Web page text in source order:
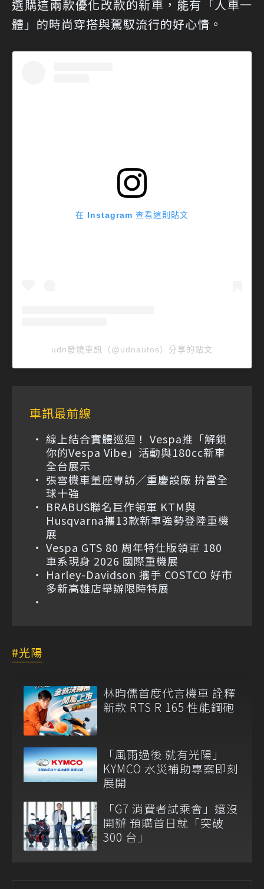
選購這兩款優化改款的新車，能有「人車一
體」的時尚穿搭與駕馭流行的好心情。
在 Instagram 查看這則貼文
udn發燒車訊（@udnautos）分享的貼文
車訊最前線
線上結合實體巡迴！ Vespa推「解鎖
你的Vespa Vibe」活動與180cc新車
全台展示
張雪機車董座專訪／重慶設廠 拚當全
球十強
BRABUS聯名巨作領軍 KTM與
Husqvarna攜13款新車強勢登陸重機
展
Vespa GTS 80 周年特仕版領軍 180
車系現身 2026 國際重機展
Harley-Davidson 攜手 COSTCO 好市
多新高雄店舉辦限時特展
光陽
林昀儒首度代言機車 詮釋
新款 RTS R 165 性能鋼砲
「風雨過後 就有光陽」
KYMCO 水災補助專案即刻
展開
「G7 消費者試乘會」還沒
開辦 預購首日就「突破
300 台」